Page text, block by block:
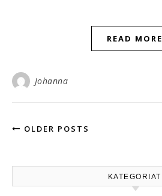
READ MORE
Johanna
OLDER POSTS
KATEGORIAT